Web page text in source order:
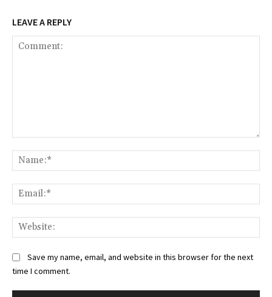
LEAVE A REPLY
Save my name, email, and website in this browser for the next
time I comment.